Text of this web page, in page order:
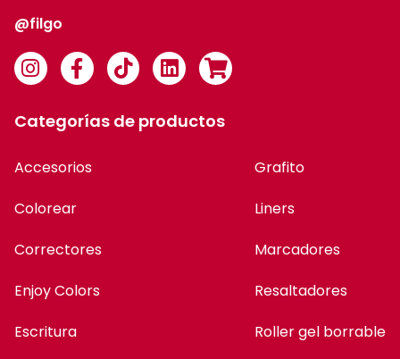
@filgo
Categorías de productos
Accesorios
Colorear
Correctores
Enjoy Colors
Escritura
Grafito
Liners
Marcadores
Resaltadores
Roller gel borrable